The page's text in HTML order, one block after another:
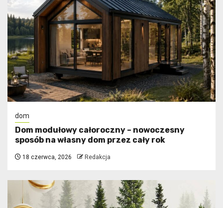
dom
Dom modułowy całoroczny – nowoczesny
sposób na własny dom przez cały rok
18 czerwca, 2026 Redakcja